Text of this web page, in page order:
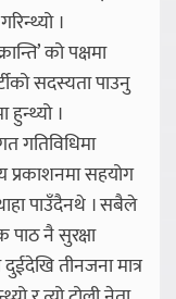
।
को पक्षमा
सदस्यता पाउनु
।
गतिविधिमा
प्रकाशनमा सहयोग
पाउँदैनथे । सबैले
पाठ नै सुरक्षा
दुईदेखि तीनजना मात्र